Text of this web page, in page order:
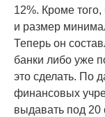
12%. Кроме
и размер
Теперь он
банки либо уже
это сделать. По
финансовых
выдавать под